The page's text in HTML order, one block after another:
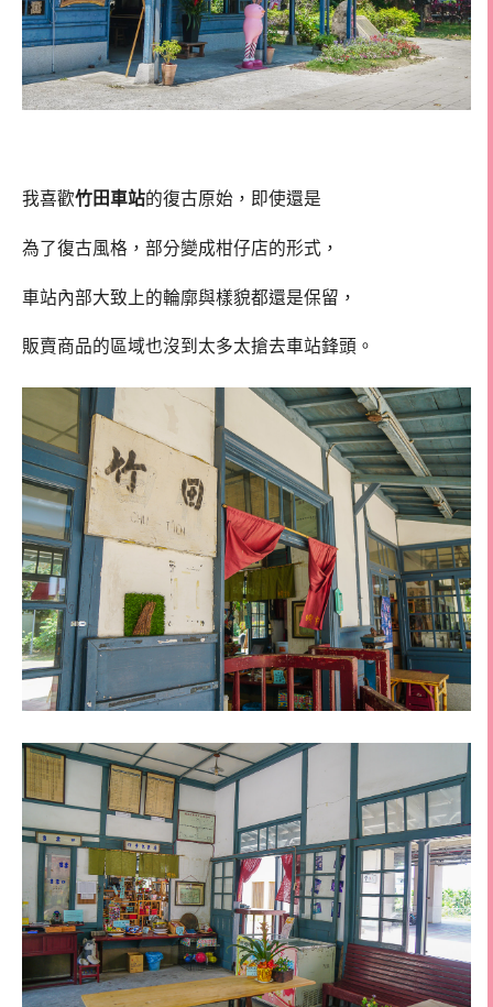
我喜歡竹田車站的復古原始，即使還是
為了復古風格，部分變成柑仔店的形式，
車站內部大致上的輪廓與樣貌都還是保留，
販賣商品的區域也沒到太多太搶去車站鋒頭。